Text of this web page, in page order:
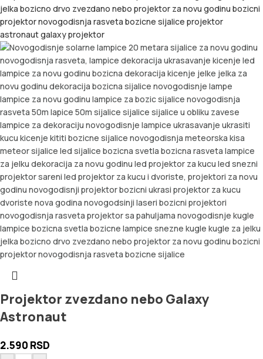
Projektor zvezdano nebo Galaxy
Astronaut
2.590 RSD